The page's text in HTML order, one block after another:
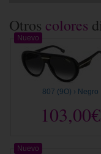
Otros colores
807 (9O) › Negro
103,00€
Nuevo
Nuevo